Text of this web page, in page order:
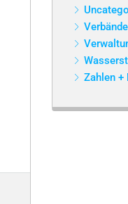
Verbände
Zahlen +